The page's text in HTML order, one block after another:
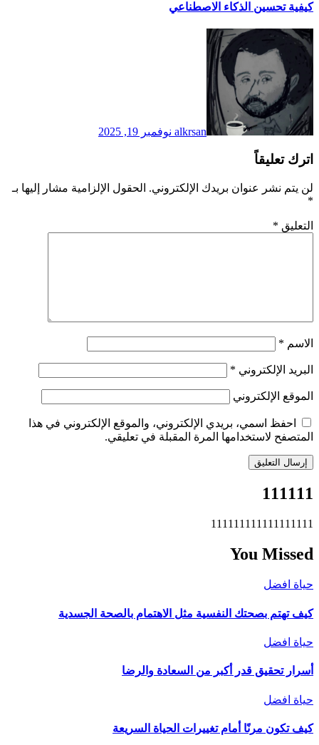
كيفية تحسين الذكاء الاصطناعي
alkrsan نوفمبر 19, 2025
اترك تعليقاً
لن يتم نشر عنوان بريدك الإلكتروني. الحقول الإلزامية مشار إليها بـ
*
التعليق *
الاسم *
البريد الإلكتروني *
الموقع الإلكتروني
احفظ اسمي، بريدي الإلكتروني، والموقع الإلكتروني في هذا
المتصفح لاستخدامها المرة المقبلة في تعليقي.
111111
111111111111111111
You Missed
حياة افضل
كيف تهتم بصحتك النفسية مثل الاهتمام بالصحة الجسدية
حياة افضل
أسرار تحقيق قدر أكبر من السعادة والرضا
حياة افضل
كيف تكون مرنًا أمام تغييرات الحياة السريعة